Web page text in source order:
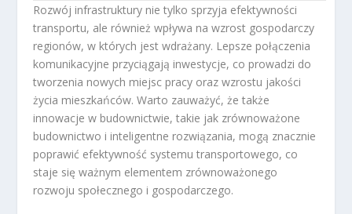
Rozwój infrastruktury nie tylko sprzyja efektywności
transportu, ale również wpływa na wzrost gospodarczy
regionów, w których jest wdrażany. Lepsze połączenia
komunikacyjne przyciągają inwestycje, co prowadzi do
tworzenia nowych miejsc pracy oraz wzrostu jakości
życia mieszkańców. Warto zauważyć, że także
innowacje w budownictwie, takie jak zrównoważone
budownictwo i inteligentne rozwiązania, mogą znacznie
poprawić efektywność systemu transportowego, co
staje się ważnym elementem zrównoważonego
rozwoju społecznego i gospodarczego.